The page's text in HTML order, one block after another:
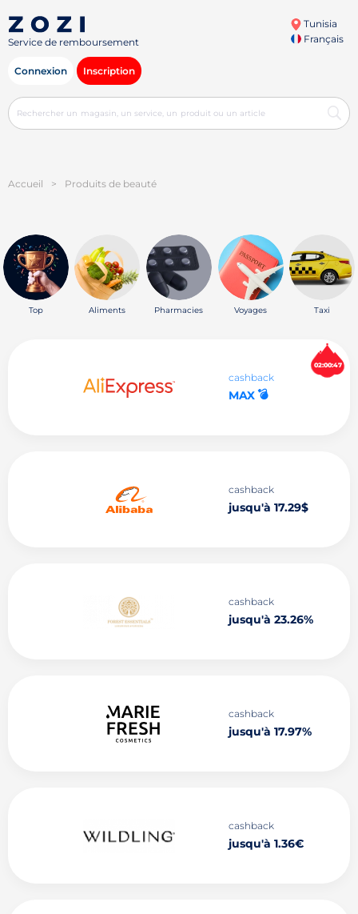
Service de remboursement
Tunisia
Français
Connexion Inscription
Accueil > Produits de beauté
Top Aliments Pharmacies Voyages Taxi
cashback
MAX💣
02:00:46
cashback
jusqu'à 17.29$
cashback
jusqu'à 23.26%
cashback
jusqu'à 17.97%
cashback
jusqu'à 1.36€